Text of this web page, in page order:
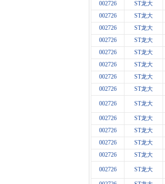
002726
ST龙大
002726
ST龙大
002726
ST龙大
002726
ST龙大
002726
ST龙大
002726
ST龙大
002726
ST龙大
002726
ST龙大
002726 ST龙大
002726 ST龙大
002726
ST龙大
002726
ST龙大
002726
ST龙大
002726 ST龙大